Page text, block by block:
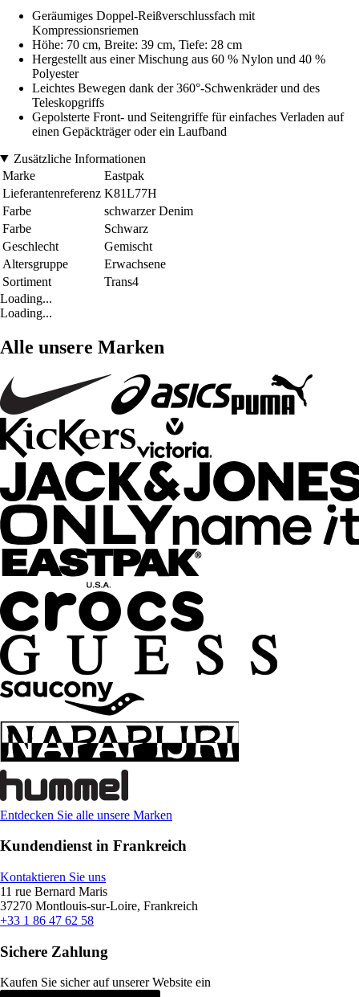
Geräumiges Doppel-Reißverschlussfach mit
Kompressionsriemen
Höhe: 70 cm, Breite: 39 cm, Tiefe: 28 cm
Hergestellt aus einer Mischung aus 60 % Nylon und 40 %
Polyester
Leichtes Bewegen dank der 360°-Schwenkräder und des
Teleskopgriffs
Gepolsterte Front- und Seitengriffe für einfaches Verladen auf
einen Gepäckträger oder ein Laufband
Zusätzliche Informationen
Marke
Eastpak
Lieferantenreferenz K81L77H
Farbe
schwarzer Denim
Farbe
Schwarz
Geschlecht
Gemischt
Altersgruppe
Erwachsene
Sortiment
Trans4
Loading...
Loading...
Alle unsere Marken
Entdecken Sie alle unsere Marken
Kundendienst in Frankreich
Kontaktieren Sie uns
11 rue Bernard Maris
37270 Montlouis-sur-Loire, Frankreich
+33 1 86 47 62 58
Sichere Zahlung
Kaufen Sie sicher auf unserer Website ein